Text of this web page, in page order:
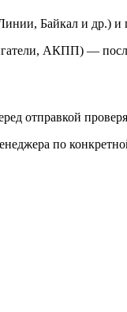
Байкал и др.) и
АКПП) —
отправкой
по